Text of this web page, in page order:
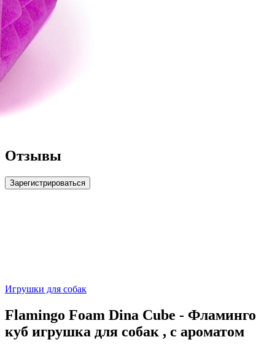
Отзывы
Зарегистрироваться
Игрушки для собак
Flamingo Foam Dina Cube - Фламинго
куб игрушка для собак , с ароматом